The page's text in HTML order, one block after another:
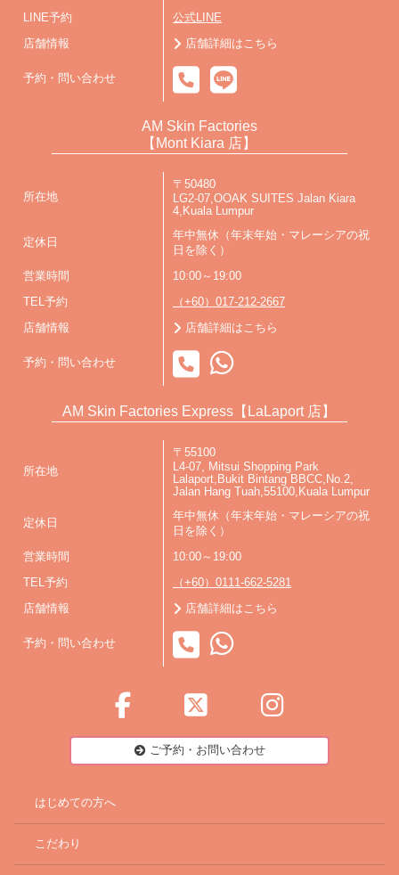
LINE予約 公式LINE
店舗情報 店舗詳細はこちら
予約・問い合わせ
AM Skin Factories
【Mont Kiara 店】
所在地
〒50480
LG2-07,OOAK SUITES Jalan Kiara
4,Kuala Lumpur
定休日
年中無休（年末年始・マレーシアの祝
日を除く）
営業時間 10:00～19:00
TEL予約 （+60）017-212-2667
店舗情報 店舗詳細はこちら
予約・問い合わせ
AM Skin Factories Express【LaLaport 店】
所在地
〒55100
L4-07, Mitsui Shopping Park
Lalaport,Bukit Bintang BBCC,No.2,
Jalan Hang Tuah,55100,Kuala Lumpur
定休日
年中無休（年末年始・マレーシアの祝
日を除く）
営業時間 10:00～19:00
TEL予約 （+60）0111-662-5281
店舗情報 店舗詳細はこちら
予約・問い合わせ
ご予約・お問い合わせ
はじめての方へ
こだわり